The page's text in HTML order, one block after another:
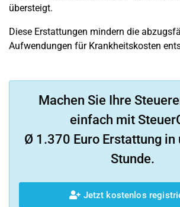
übersteigt.
Diese Erstattungen mindern die
Aufwendungen für Krankheitskosten
Machen Sie Ihre
einfach mit
Ø 1.370 Euro Erstattung in
Stunde.
Jetzt kostenlos